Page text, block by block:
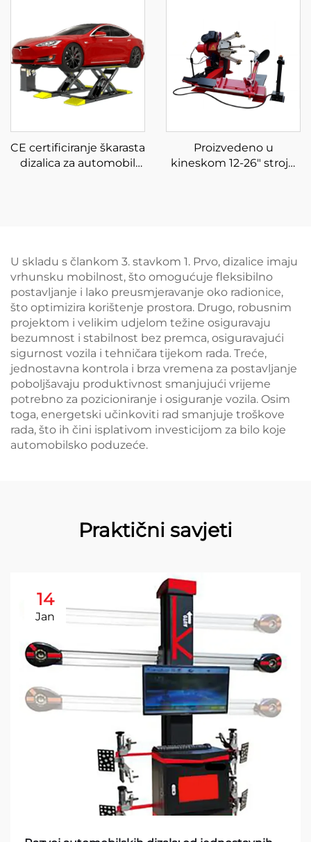
za tvornicu za
servisiranje automobila
CE certificiranje škarasta
dizalica za automobil
Proizvedeno u
kineskom 12-26" stroju
U skladu s člankom 3. stavkom 1. Prvo, dizalice imaju
vrhunsku mobilnost, što omogućuje fleksibilno
postavljanje i lako preusmjeravanje oko radionice,
što optimizira korištenje prostora. Drugo, robusnim
projektom i velikim udjelom težine osiguravaju
bezumnost i stabilnost bez premca, osiguravajući
sigurnost vozila i tehničara tijekom rada. Treće,
jednostavna kontrola i brza vremena za postavljanje
poboljšavaju produktivnost smanjujući vrijeme
potrebno za pozicioniranje i osiguranje vozila. Osim
toga, energetski učinkoviti rad smanjuje troškove
rada, što ih čini isplativom investicijom za bilo koje
automobilsko poduzeće.
Praktični savjeti
14
Jan